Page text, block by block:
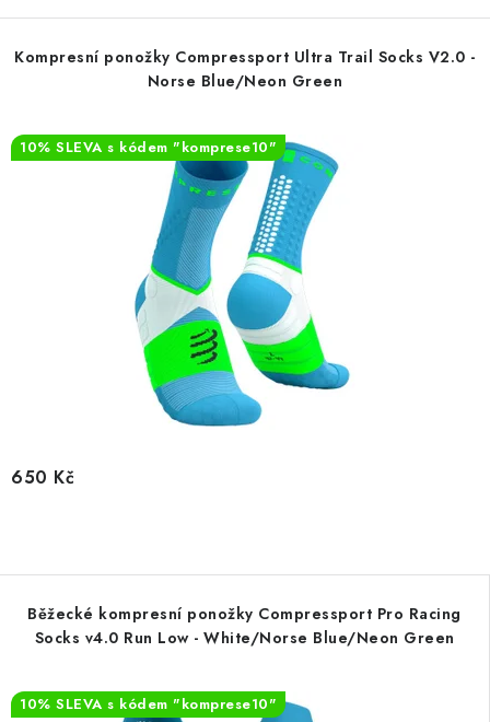
Kompresní ponožky Compressport Ultra Trail Socks V2.0 -
Norse Blue/Neon Green
10% SLEVA s kódem "komprese10"
650 Kč
Běžecké kompresní ponožky Compressport Pro Racing
Socks v4.0 Run Low - White/Norse Blue/Neon Green
10% SLEVA s kódem "komprese10"